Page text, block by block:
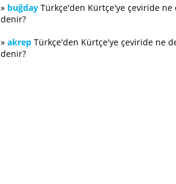
» buğday Türkçe'den Kürtçe'ye çeviride ne
denir?
» akrep Türkçe'den Kürtçe'ye çeviride ne
denir?